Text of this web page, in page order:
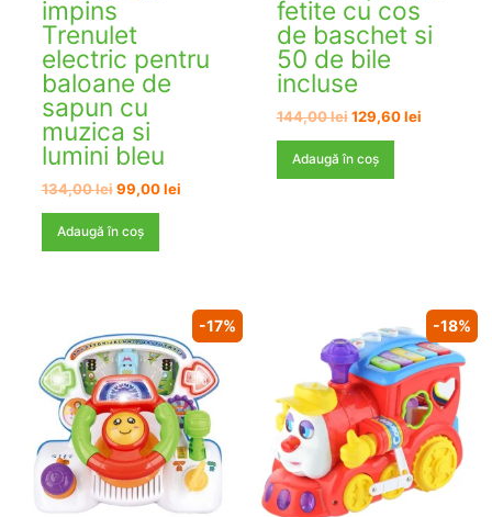
impins
Trenulet
electric pentru
baloane de
sapun cu
muzica si
lumini bleu
134,00lei Prețul
a
fost:
99,00leiPrețul
Adaugă în coș
fetite cu cos
de baschet si
50 de bile
incluse
144,00lei Prețul
a
fost:
129,60leiPrețul
Adaugă în coș
-17% -18%